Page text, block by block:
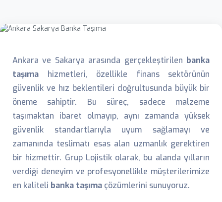
Ankara ve Sakarya arasında gerçekleştirilen banka
taşıma hizmetleri, özellikle finans sektörünün
güvenlik ve hız beklentileri doğrultusunda büyük bir
öneme sahiptir. Bu süreç, sadece malzeme
taşımaktan ibaret olmayıp, aynı zamanda yüksek
güvenlik standartlarıyla uyum sağlamayı ve
zamanında teslimatı esas alan uzmanlık gerektiren
bir hizmettir. Grup Lojistik olarak, bu alanda yılların
verdiği deneyim ve profesyonellikle müşterilerimize
en kaliteli banka taşıma çözümlerini sunuyoruz.